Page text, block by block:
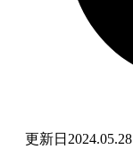
更新日 2024.05.28